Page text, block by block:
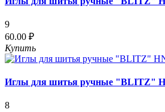
9
60.00 ₽
Купить
Иглы для шитья ручные "BLITZ"
8